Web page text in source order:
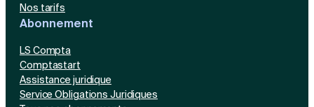
Nos tarifs
Abonnement
LS Compta
Comptastart
Assistance juridique
Service Obligations Juridiques